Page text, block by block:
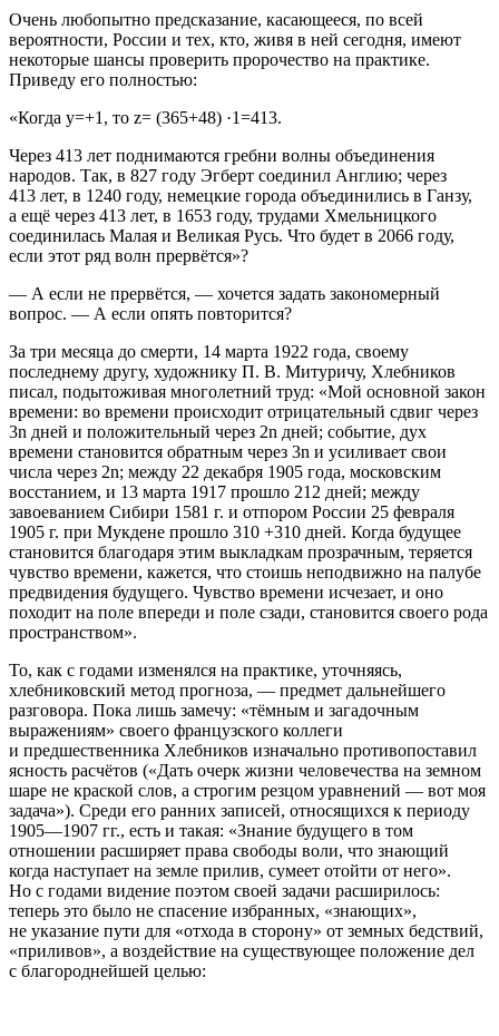
Очень любопытно предсказание, касающееся, по всей
вероятности, России и тех, кто, живя в ней сегодня, имеют
некоторые шансы проверить пророчество на практике.
Приведу его полностью:
«Когда y=+1, то z= (365+48) ·1=413.
Через 413 лет поднимаются гребни волны объединения
народов. Так, в 827 году Эгберт соединил Англию; через
413 лет, в 1240 году, немецкие города объединились в Ганзу,
а ещё через 413 лет, в 1653 году, трудами Хмельницкого
соединилась Малая и Великая Русь. Что будет в 2066 году,
если этот ряд волн прервётся»?
— А если не прервётся, — хочется задать закономерный
вопрос. — А если опять повторится?
За три месяца до смерти, 14 марта 1922 года, своему
последнему другу, художнику П. В. Митуричу, Хлебников
писал, подытоживая многолетний труд: «Мой основной закон
времени: во времени происходит отрицательный сдвиг через
3n дней и положительный через 2n дней; событие, дух
времени становится обратным через 3n и усиливает свои
числа через 2n; между 22 декабря 1905 года, московским
восстанием, и 13 марта 1917 прошло 212 дней; между
завоеванием Сибири 1581 г. и отпором России 25 февраля
1905 г. при Мукдене прошло 310 +310 дней. Когда будущее
становится благодаря этим выкладкам прозрачным, теряется
чувство времени, кажется, что стоишь неподвижно на палубе
предвидения будущего. Чувство времени исчезает, и оно
походит на поле впереди и поле сзади, становится своего рода
пространством».
То, как с годами изменялся на практике, уточняясь,
хлебниковский метод прогноза, — предмет дальнейшего
разговора. Пока лишь замечу: «тёмным и загадочным
выражениям» своего французского коллеги
и предшественника Хлебников изначально противопоставил
ясность расчётов («Дать очерк жизни человечества на земном
шаре не краской слов, а строгим резцом уравнений — вот моя
задача»). Среди его ранних записей, относящихся к периоду
1905—1907 гг., есть и такая: «Знание будущего в том
отношении расширяет права свободы воли, что знающий
когда наступает на земле прилив, сумеет отойти от него».
Но с годами видение поэтом своей задачи расширилось:
теперь это было не спасение избранных, «знающих»,
не указание пути для «отхода в сторону» от земных бедствий,
«приливов», а воздействие на существующее положение дел
с благороднейшей целью: